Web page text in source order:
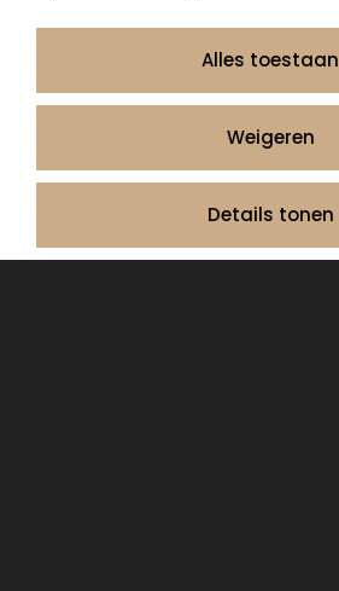
Alles toestaan
Weigeren
Details tonen
Informatie
Contact
Onze werkwijze
Urnen en as sieraden webshop
Volg ons op: